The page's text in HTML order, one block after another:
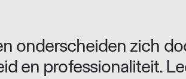
onderscheiden zich
en professionaliteit.